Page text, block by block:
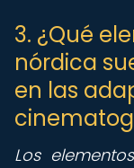
3. ¿Qué
nórdica
en las
Los